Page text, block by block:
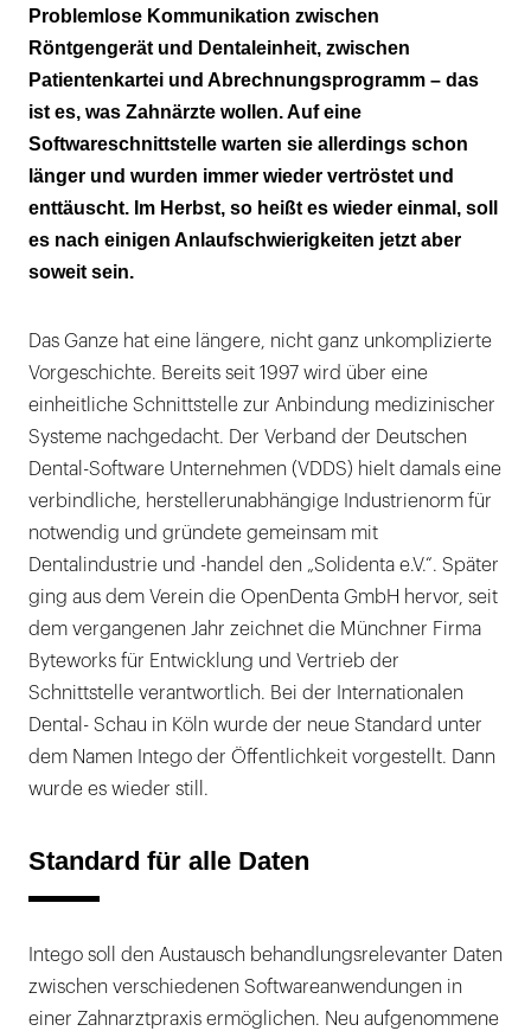
Standard für alle Daten
Problemlose Kommunikation zwischen
Röntgengerät und Dentaleinheit, zwischen
Patientenkartei und Abrechnungsprogramm – das
ist es, was Zahnärzte wollen. Auf eine
Softwareschnittstelle warten sie allerdings schon
länger und wurden immer wieder vertröstet und
enttäuscht. Im Herbst, so heißt es wieder einmal, soll
es nach einigen Anlaufschwierigkeiten jetzt aber
soweit sein.
Das Ganze hat eine längere, nicht ganz unkomplizierte
Vorgeschichte. Bereits seit 1997 wird über eine
einheitliche Schnittstelle zur Anbindung medizinischer
Systeme nachgedacht. Der Verband der Deutschen
Dental-Software Unternehmen (VDDS) hielt damals eine
verbindliche, herstellerunabhängige Industrienorm für
notwendig und gründete gemeinsam mit
Dentalindustrie und -handel den „Solidenta e.V.“. Später
ging aus dem Verein die OpenDenta GmbH hervor, seit
dem vergangenen Jahr zeichnet die Münchner Firma
Byteworks für Entwicklung und Vertrieb der
Schnittstelle verantwortlich. Bei der Internationalen
Dental- Schau in Köln wurde der neue Standard unter
dem Namen Intego der Öffentlichkeit vorgestellt. Dann
wurde es wieder still.
Standard für alle Daten
Intego soll den Austausch behandlungsrelevanter Daten
zwischen verschiedenen Softwareanwendungen in
einer Zahnarztpraxis ermöglichen. Neu aufgenommene